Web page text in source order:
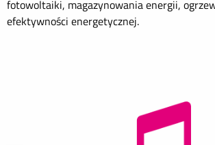
fotowoltaiki, magazynowania energii,
efektywności energetycznej.